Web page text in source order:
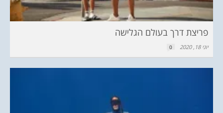
פריצת דרך בעולם הגלישה
יוני 18, 2020 0